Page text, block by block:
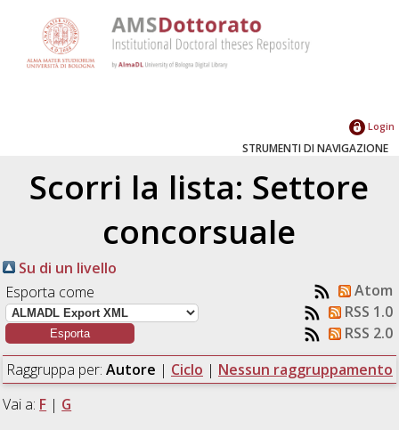
Login
STRUMENTI DI NAVIGAZIONE
Scorri la lista: Settore
concorsuale
Su di un livello
Esporta come
Atom
RSS 1.0
RSS 2.0
Raggruppa per: Autore | Ciclo | Nessun raggruppamento
Vai a: F | G